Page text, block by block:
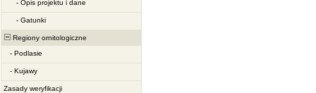
- Opis projektu i dane
- Gatunki
Regiony ornitologiczne
- Podlasie
- Kujawy
Zasady weryfikacji